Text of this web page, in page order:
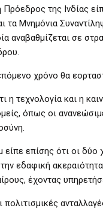
της Ινδίας
τα Μνημόνια
αναβαθμίζεται σε
χρόνο θα
η τεχνολογία και η
όπως οι
επίσης ότι οι δύο
την εδαφική
έχοντας
πολιτισμικές